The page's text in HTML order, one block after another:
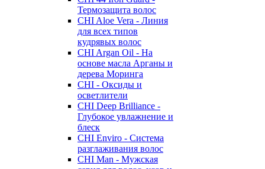
Термозащита волос
CHI Aloe Vera - Линия
для всех типов
кудрявых волос
CHI Argan Oil - На
основе масла Арганы и
дерева Моринга
CHI - Оксиды и
осветлители
CHI Deep Brilliance -
Глубокое увлажнение и
блеск
CHI Enviro - Система
разглаживания волос
CHI Man - Мужская